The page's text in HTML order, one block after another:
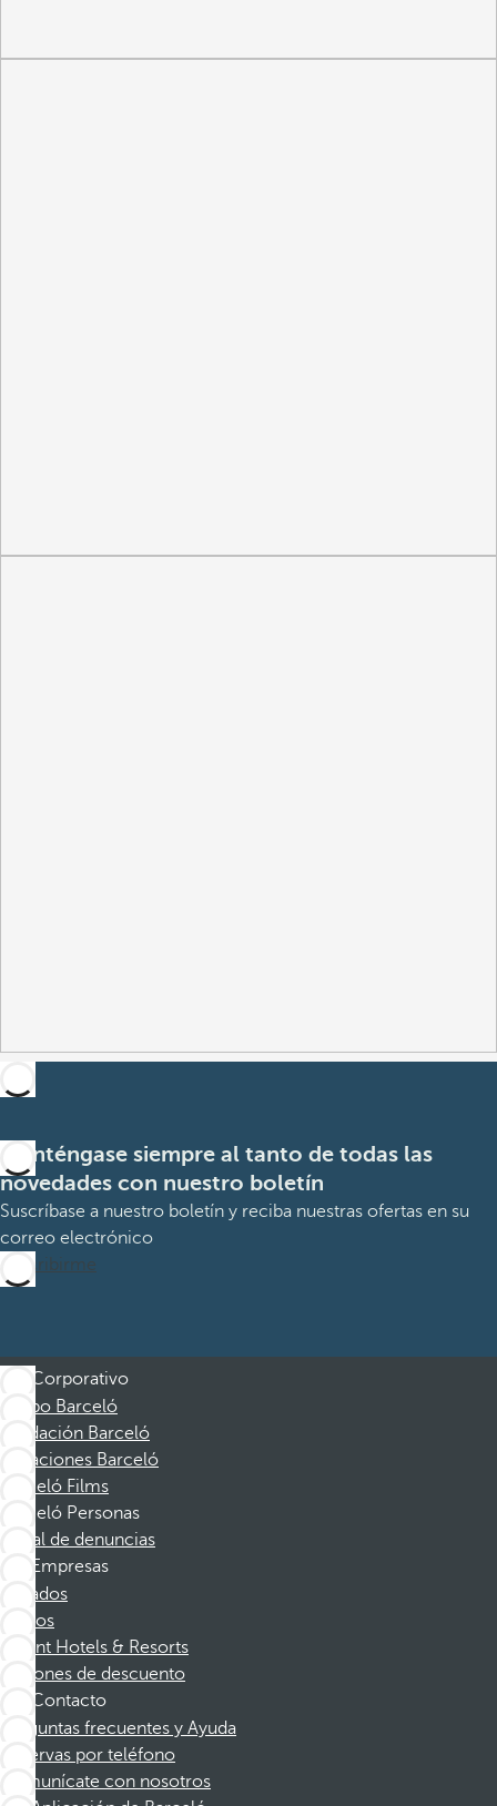
Manténgase siempre al tanto de todas las
novedades con nuestro boletín
Suscríbase a nuestro boletín y reciba nuestras ofertas en su
correo electrónico
Suscribirme
Corporativo
Grupo Barceló
Fundación Barceló
Vacaciones Barceló
Barceló Films
Barceló Personas
Canal de denuncias
Empresas
Afiliados
Socios
Dorint Hotels & Resorts
Cupones de descuento
Contacto
Preguntas frecuentes y Ayuda
Reservas por teléfono
Comunícate con nosotros